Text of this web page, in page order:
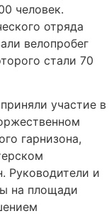
человек.
отряда
велопробег
стали 70
участие в
гарнизона,
Руководители и
на площади